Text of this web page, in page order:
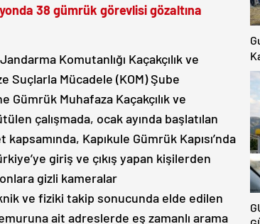
38 gümrük görevlisi gözaltına
Komutanlığı Kaçakçılık ve
Suçlarla Mücadele (KOM) Şube
Muhafaza Kaçakçılık ve
çalışmada, ocak ayında başlatılan
Kapıkule Gümrük Kapısı’nda
giriş ve çıkış yapan kişilerden
gizli kameralar
ve fiziki takip sonucunda elde edilen
ait adreslerde eş zamanlı arama